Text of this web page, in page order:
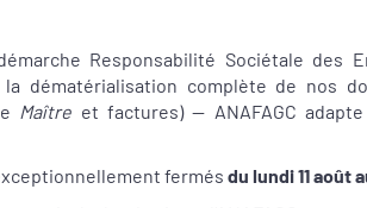
Responsabilité Sociétale des
dématérialisation complète de nos
Maître et factures) — ANAFAGC
fermés du lundi 11 août